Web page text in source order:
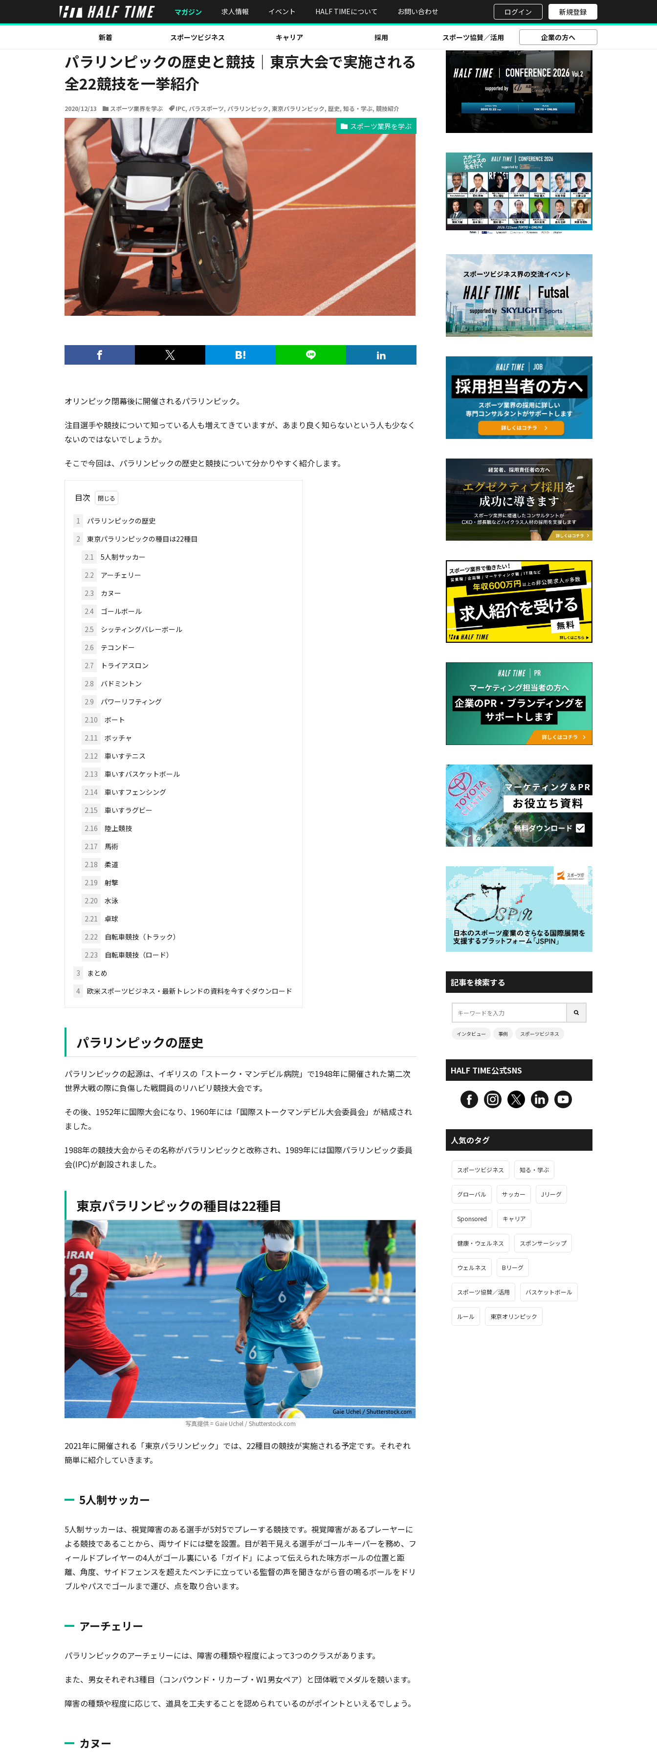
マガジン 求人情報 イベント HALF TIMEについて お問い合わせ ログイン 新規登録
新着 スポーツビジネス キャリア 採用 スポーツ協賛／活用 企業の方へ
HOME スポーツ業界を学ぶ パラリンピックの歴史と競技｜東京大会で実施される全22競技を一挙紹介
パラリンピックの歴史と競技｜東京大会で実施される
全22競技を一挙紹介
2020/12/13 スポーツ業界を学ぶ IPC, パラスポーツ, パラリンピック, 東京パラリンピック, 歴史, 知る・学ぶ, 競技紹介
スポーツ業界を学ぶ
オリンピック閉幕後に開催されるパラリンピック。
注目選手や競技について知っている人も増えてきていますが、あまり良く知らないという人も少なく
ないのではないでしょうか。
そこで今回は、パラリンピックの歴史と競技について分かりやすく紹介します。
目次
1
パラリンピックの歴史
2
東京パラリンピックの種目は22種目
2.1
5人制サッカー
2.2
アーチェリー
2.3
カヌー
2.4
ゴールボール
2.5
シッティングバレーボール
2.6
テコンドー
2.7
トライアスロン
2.8
バドミントン
2.9
パワーリフティング
2.10
ボート
2.11
ボッチャ
2.12
車いすテニス
2.13
車いすバスケットボール
2.14
車いすフェンシング
2.15
車いすラグビー
2.16
陸上競技
2.17
馬術
2.18
柔道
2.19
射撃
2.20
水泳
2.21
卓球
2.22
自転車競技（トラック）
2.23
自転車競技（ロード）
3
まとめ
4
欧米スポーツビジネス・最新トレンドの資料を今すぐダウンロード
パラリンピックの歴史
パラリンピックの起源は、イギリスの「ストーク・マンデビル病院」で1948年に開催された第二次
世界大戦の際に負傷した戦闘員のリハビリ競技大会です。
その後、1952年に国際大会になり、1960年には「国際ストークマンデビル大会委員会」が結成され
ました。
1988年の競技大会からその名称がパラリンピックと改称され、1989年には国際パラリンピック委員
会(IPC)が創設されました。
東京パラリンピックの種目は22種目
写真提供 = Gaie Uchel / Shutterstock.com
2021年に開催される「東京パラリンピック」では、22種目の競技が実施される予定です。それぞれ
簡単に紹介していきます。
5人制サッカー
5人制サッカーは、視覚障害のある選手が5対5でプレーする競技です。視覚障害があるプレーヤーに
よる競技であることから、両サイドには壁を設置。目が若干見える選手がゴールキーパーを務め、フ
ィールドプレイヤーの4人がゴール裏にいる「ガイド」によって伝えられた味方ボールの位置と距
離、角度、サイドフェンスを超えたベンチに立っている監督の声を聞きながら音の鳴るボールをドリ
ブルやパスでゴールまで運び、点を取り合います。
アーチェリー
パラリンピックのアーチェリーには、障害の種類や程度によって3つのクラスがあります。
また、男女それぞれ3種目（コンパウンド・リカーブ・W1男女ペア）と団体戦でメダルを競います。
障害の種類や程度に応じて、道具を工夫することを認められているのがポイントといえるでしょう。
カヌー
記事を検索する
インタビュー 事例 スポーツビジネス
HALF TIME公式SNS
人気のタグ
スポーツビジネス 知る・学ぶ
グローバル サッカー Jリーグ
Sponsored キャリア
健康・ウェルネス スポンサーシップ
ウェルネス Bリーグ
スポーツ協賛／活用 バスケットボール
ルール 東京オリンピック